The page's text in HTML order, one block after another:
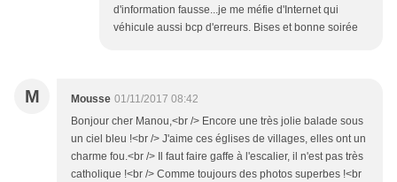
d'information fausse...je me méfie d'Internet qui
véhicule aussi bcp d'erreurs. Bises et bonne soirée
M Mousse 01/11/2017 08:42
Bonjour cher Manou,<br /> Encore une très jolie balade sous
un ciel bleu !<br /> J'aime ces églises de villages, elles ont un
charme fou.<br /> Il faut faire gaffe à l'escalier, il n'est pas très
catholique !<br /> Comme toujours des photos superbes !<br